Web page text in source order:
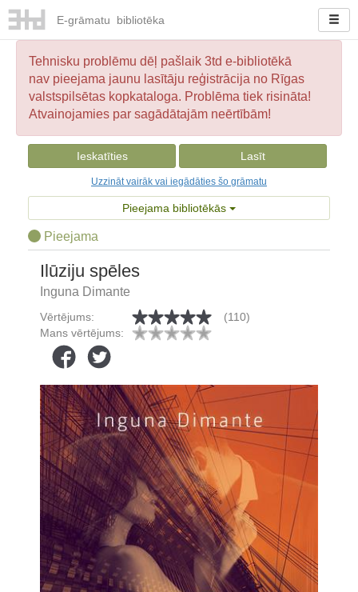
E-grāmatu bibliotēka
Tehnisku problēmu dēļ pašlaik 3td e-bibliotēkā
nav pieejama jaunu lasītāju reģistrācija no Rīgas
valstspilsētas kopkataloga. Problēma tiek risināta!
Atvainojamies par sagādātajām neērtībām!
Ieskatīties Lasīt
Uzzināt vairāk vai iegādāties šo grāmatu
Pieejama bibliotēkās
Pieejama
Ilūziju spēles
Inguna Dimante
Vērtējums:
(110)
Mans vērtējums: